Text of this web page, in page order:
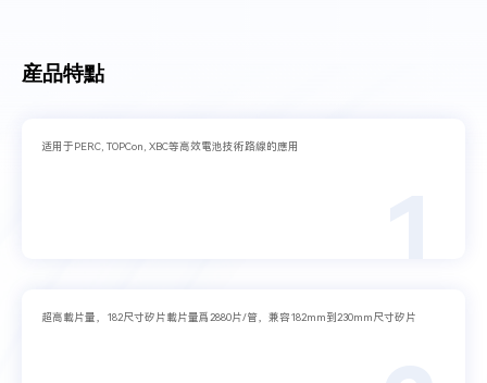
産品特點
适用于PERC, TOPCon, XBC等高效電池技術路線的應用
超高載片量，182尺寸矽片載片量爲2880片/管，兼容182mm到230mm尺寸矽片